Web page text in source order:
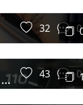
32 0
43 0